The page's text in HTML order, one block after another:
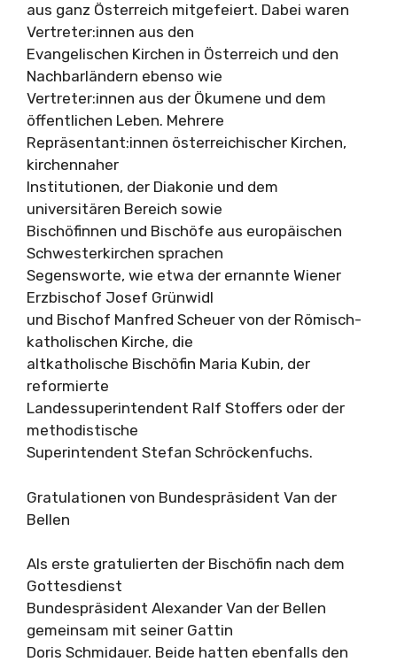
aus ganz Österreich mitgefeiert. Dabei waren
Vertreter:innen aus den
Evangelischen Kirchen in Österreich und den
Nachbarländern ebenso wie
Vertreter:innen aus der Ökumene und dem
öffentlichen Leben. Mehrere
Repräsentant:innen österreichischer Kirchen,
kirchennaher
Institutionen, der Diakonie und dem
universitären Bereich sowie
Bischöfinnen und Bischöfe aus europäischen
Schwesterkirchen sprachen
Segensworte, wie etwa der ernannte Wiener
Erzbischof Josef Grünwidl
und Bischof Manfred Scheuer von der Römisch-
katholischen Kirche, die
altkatholische Bischöfin Maria Kubin, der
reformierte
Landessuperintendent Ralf Stoffers oder der
methodistische
Superintendent Stefan Schröckenfuchs.
Gratulationen von Bundespräsident Van der
Bellen
Als erste gratulierten der Bischöfin nach dem
Gottesdienst
Bundespräsident Alexander Van der Bellen
gemeinsam mit seiner Gattin
Doris Schmidauer. Beide hatten ebenfalls den